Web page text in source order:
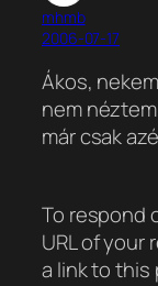
mhmb
2006-07-17
Ákos,
nem
már csak
To respond
URL of
a link to this